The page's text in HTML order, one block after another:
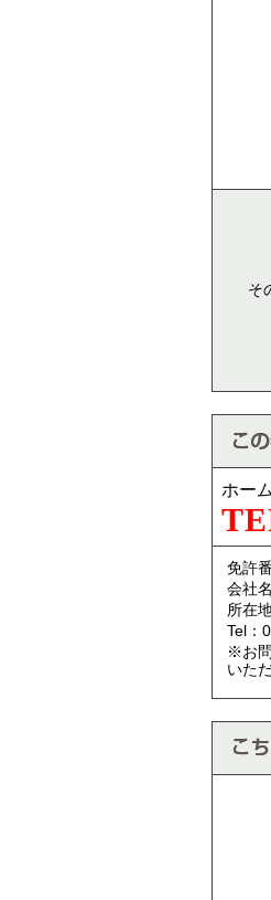
そ
ホー
免許
会社
所在
Tel：
※お
いた